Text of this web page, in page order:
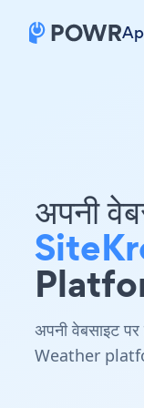
अपनी
अपनी वेबसाइट
Weather